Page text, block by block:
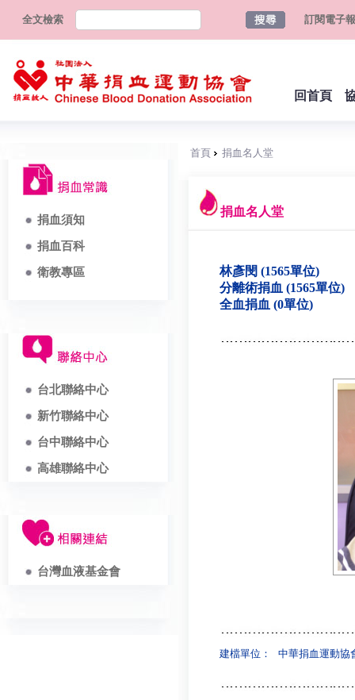
全文檢索 訂閱電子報
回首頁
捐血須知
捐血百科
衛教專區
台北聯絡中心
新竹聯絡中心
台中聯絡中心
高雄聯絡中心
台灣血液基金會
首頁 捐血名人堂
捐血名人堂
林彥閔 (1565單位)
分離術捐血 (1565單位)
全血捐血 (0單位)
建檔單位： 中華捐血運動協